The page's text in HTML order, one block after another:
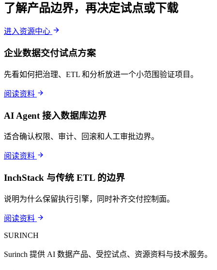
了解产品边界，再决定试点或下载
进入资源中心
企业数据交付试点方案
先看如何把治理、ETL 和分析放进一个小范围验证项目。
阅读资料
AI Agent 接入数据库边界
适合确认权限、审计、回滚和人工审批边界。
阅读资料
InchStack 与传统 ETL 的边界
说明为什么保留执行引擎，同时补齐交付控制面。
阅读资料
SURINCH
Surinch 提供 AI 数据产品、受控试点、资源资料与技术服务。